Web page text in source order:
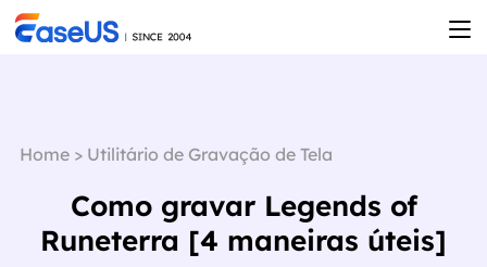
Home> Utilitário de Gravação de Tela
Como gravar Legends of
Runeterra [4 maneiras úteis]